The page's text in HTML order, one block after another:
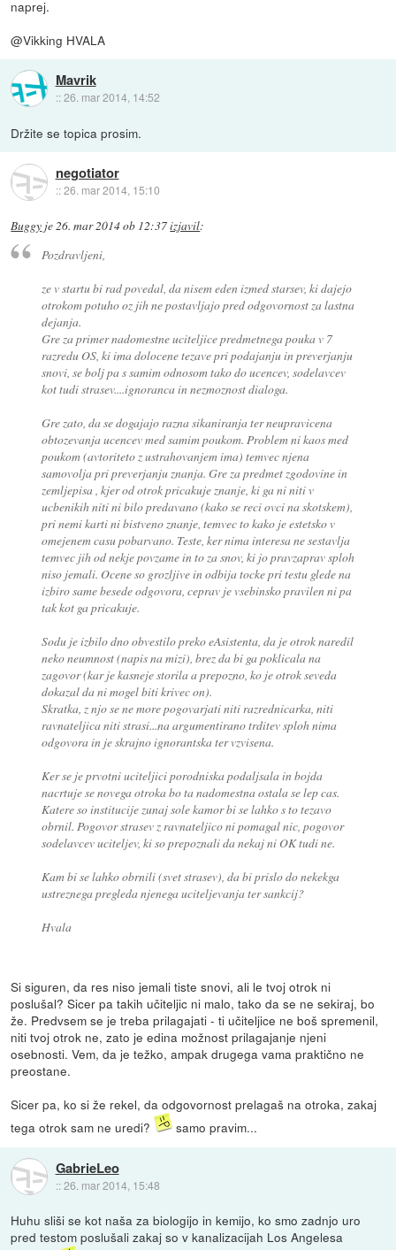
naprej.
@Vikking HVALA
Mavrik
::26. mar 2014, 14:52
Držite se topica prosim.
negotiator
::26. mar 2014, 15:10
Buggy je26. mar 2014 ob 12:37izjavil:
Pozdravljeni,
ze v startu bi rad povedal, da nisem eden izmed starsev, ki dajejo
otrokom potuho oz jih ne postavljajo pred odgovornost za lastna
dejanja.
Gre za primer nadomestne uciteljice predmetnega pouka v 7
razredu OS, ki ima dolocene tezave pri podajanju in preverjanju
snovi, se bolj pa s samim odnosom tako do ucencev, sodelavcev
kot tudi strasev....ignoranca in nezmoznost dialoga.
Gre zato, da se dogajajo razna sikaniranja ter neupravicena
obtozevanja ucencev med samim poukom. Problem ni kaos med
poukom (avtoriteto z ustrahovanjem ima) temvec njena
samovolja pri preverjanju znanja. Gre za predmet zgodovine in
zemljepisa , kjer od otrok pricakuje znanje, ki ga ni niti v
ucbenikih niti ni bilo predavano (kako se reci ovci na skotskem),
pri nemi karti ni bistveno znanje, temvec to kako je estetsko v
omejenem casu pobarvano. Teste, ker nima interesa ne sestavlja
temvec jih od nekje povzame in to za snov, ki jo pravzaprav sploh
niso jemali. Ocene so grozljive in odbija tocke pri testu glede na
izbiro same besede odgovora, ceprav je vsebinsko pravilen ni pa
tak kot ga pricakuje.
Sodu je izbilo dno obvestilo preko eAsistenta, da je otrok naredil
neko neumnost (napis na mizi), brez da bi ga poklicala na
zagovor (kar je kasneje storila a prepozno, ko je otrok seveda
dokazal da ni mogel biti krivec on).
Skratka, z njo se ne more pogovarjati niti razrednicarka, niti
ravnateljica niti strasi...na argumentirano trditev sploh nima
odgovora in je skrajno ignorantska ter vzvisena.
Ker se je prvotni uciteljici porodniska podaljsala in bojda
nacrtuje se novega otroka bo ta nadomestna ostala se lep cas.
Katere so institucije zunaj sole kamor bi se lahko s to tezavo
obrnil. Pogovor strasev z ravnateljico ni pomagal nic, pogovor
sodelavcev uciteljev, ki so prepoznali da nekaj ni OK tudi ne.
Kam bi se lahko obrnili (svet strasev), da bi prislo do nekekga
ustreznega pregleda njenega uciteljevanja ter sankcij?
Hvala
Si siguren, da res niso jemali tiste snovi, ali le tvoj otrok ni
poslušal? Sicer pa takih učiteljic ni malo, tako da se ne sekiraj, bo
že. Predvsem se je treba prilagajati - ti učiteljice ne boš spremenil,
niti tvoj otrok ne, zato je edina možnost prilagajanje njeni
osebnosti. Vem, da je težko, ampak drugega vama praktično ne
preostane.
Sicer pa, ko si že rekel, da odgovornost prelagaš na otroka, zakaj
tega otrok sam ne uredi?
samo pravim...
GabrieLeo
::26. mar 2014, 15:48
Huhu sliši se kot naša za biologijo in kemijo, ko smo zadnjo uro
pred testom poslušali zakaj so v kanalizacijah Los Angelesa